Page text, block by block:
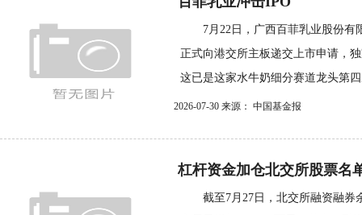
7月22日，广西百菲乳业股份有
正式向港交所主板递交上市申请
这已是这家水牛奶细分赛道龙头第
2026-07-30 来源： 中国基金报
杠杆资金加仓北交所股票名
截至7月27日，北交所融资融券